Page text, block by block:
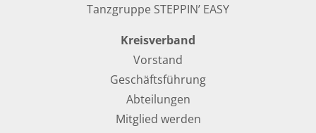
Tanzgruppe STEPPIN’ EASY
Kreisverband
Vorstand
Geschäftsführung
Abteilungen
Mitglied werden